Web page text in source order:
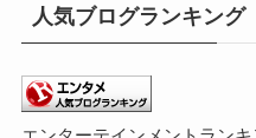
人気ブログランキング